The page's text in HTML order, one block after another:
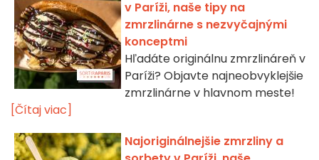
v Paríži, naše tipy na
zmrzlinárne s nezvyčajnými
konceptmi
Hľadáte originálnu zmrzlináreň v
Paríži? Objavte najneobvyklejšie
zmrzlinárne v hlavnom meste!
[Čítaj viac]
Najoriginálnejšie zmrzliny a